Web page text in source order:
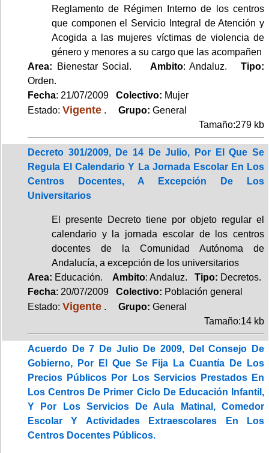
Reglamento de Régimen Interno de los centros
que componen el Servicio Integral de Atención y
Acogida a las mujeres víctimas de violencia de
género y menores a su cargo que las acompañen
Area: Bienestar Social. Ambito: Andaluz.Tipo:
Orden.
Fecha: 21/07/2009 Colectivo: Mujer
Estado: Vigente . Grupo: General
Tamaño:279 kb
Decreto 301/2009, De 14 De Julio, Por El Que Se
Regula El Calendario Y La Jornada Escolar En Los
Centros Docentes, A Excepción De Los
Universitarios
El presente Decreto tiene por objeto regular el
calendario y la jornada escolar de los centros
docentes de la Comunidad Autónoma de
Andalucía, a excepción de los universitarios
Area: Educación. Ambito: Andaluz. Tipo: Decretos.
Fecha: 20/07/2009 Colectivo: Población general
Estado: Vigente . Grupo: General
Tamaño:14 kb
Acuerdo De 7 De Julio De 2009, Del Consejo De
Gobierno, Por El Que Se Fija La Cuantía De Los
Precios Públicos Por Los Servicios Prestados En
Los Centros De Primer Ciclo De Educación Infantil,
Y Por Los Servicios De Aula Matinal, Comedor
Escolar Y Actividades Extraescolares En Los
Centros Docentes Públicos.